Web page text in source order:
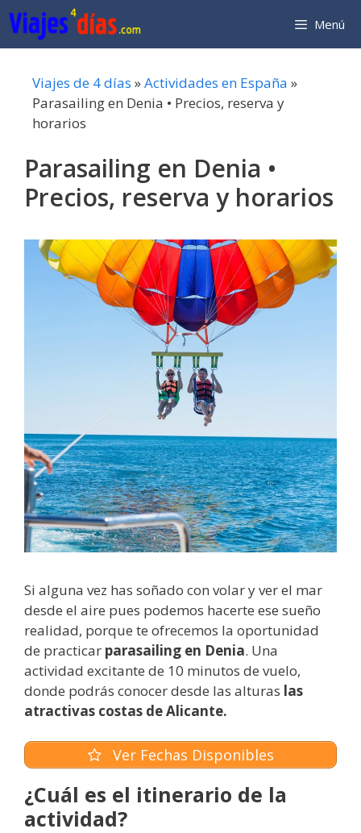
Saltar
al
contenido
Menú
Viajes de 4 días »Actividades en España »
Parasailing en Denia • Precios, reserva y
horarios
Parasailing en Denia •
Precios, reserva y horarios
Si alguna vez has soñado con volar y ver el mar
desde el aire pues podemos hacerte ese sueño
realidad, porque te ofrecemos la oportunidad
de practicar parasailing en Denia. Una
actividad excitante de 10 minutos de vuelo,
donde podrás conocer desde las alturas las
atractivas costas de Alicante.
Ver Fechas Disponibles
¿Cuál es el itinerario de la
actividad?